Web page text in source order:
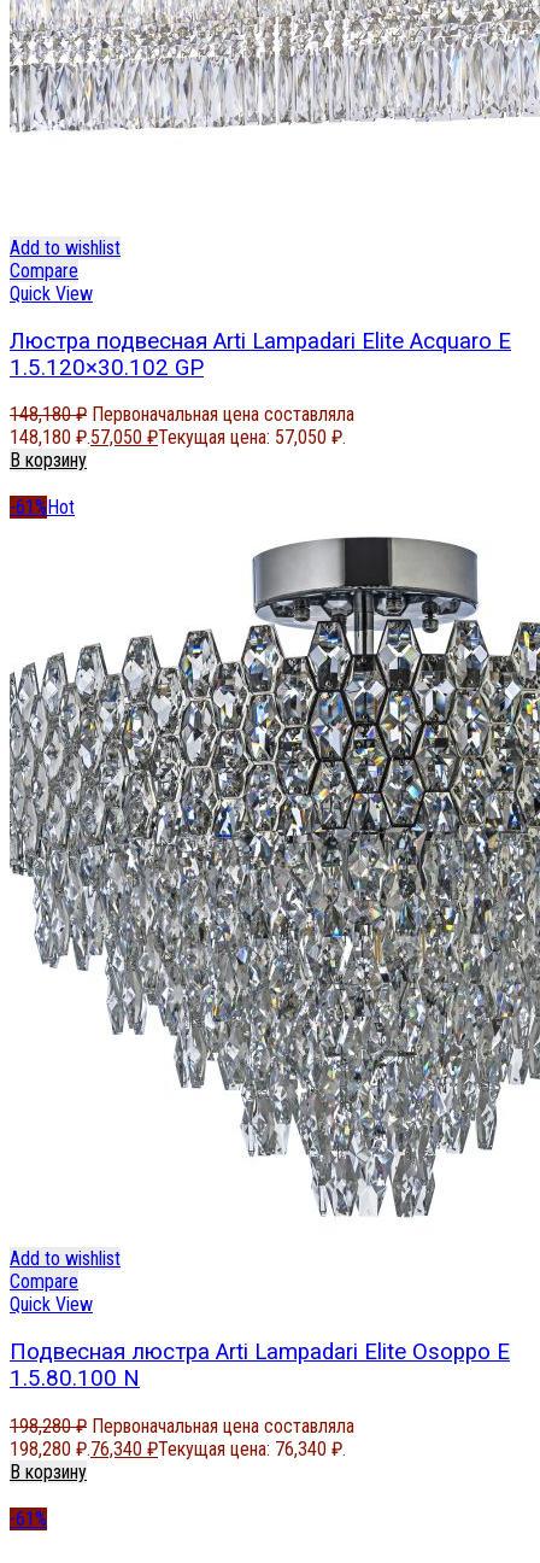
Add to wishlist
Compare
Quick View
Люстра подвесная Arti Lampadari Elite Acquaro E
1.5.120×30.102 GP
148,180₽ Первоначальная цена составляла
148,180 ₽.57,050 ₽Текущая цена: 57,050 ₽.
В корзину
-61% Hot
Add to wishlist
Compare
Quick View
Подвесная люстра Arti Lampadari Elite Osoppo E
1.5.80.100 N
198,280₽ Первоначальная цена составляла
198,280 ₽.76,340 ₽Текущая цена: 76,340 ₽.
В корзину
-61%